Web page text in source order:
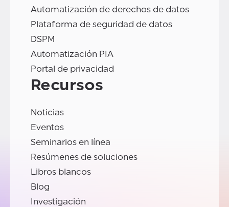
Automatización de derechos de datos
Plataforma de seguridad de datos
DSPM
Automatización PIA
Portal de privacidad
Recursos
Noticias
Eventos
Seminarios en línea
Resúmenes de soluciones
Libros blancos
Blog
Investigación